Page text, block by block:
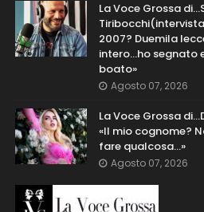
La Voce Grossa
2007? Duemila
intero...ho segnato
boato»
Agosto 07, 2026
La Voce Grossa
«Il mio cognome?
fare qualcosa…»
Agosto 07, 2026